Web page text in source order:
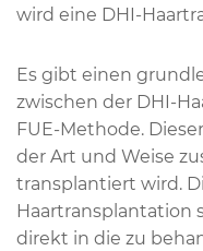
wird eine DHI-
Es gibt einen
zwischen der DHI-
FUE-Methode.
der Art und Weise
transplantiert wird.
Haartransplantation
direkt in die zu